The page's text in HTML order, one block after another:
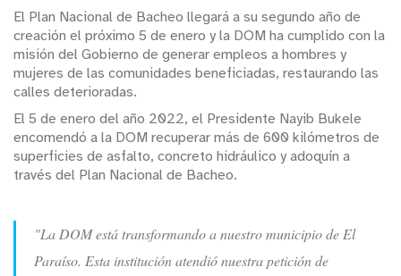
El Plan Nacional de Bacheo llegará a su segundo año de
creación el próximo 5 de enero y la DOM ha cumplido con la
misión del Gobierno de generar empleos a hombres y
mujeres de las comunidades beneficiadas, restaurando las
calles deterioradas.
El 5 de enero del año 2022, el Presidente Nayib Bukele
encomendó a la DOM recuperar más de 600 kilómetros de
superficies de asfalto, concreto hidráulico y adoquín a
través del Plan Nacional de Bacheo.
"La DOM está transformando a nuestro municipio de El
Paraíso. Esta institución atendió nuestra petición de